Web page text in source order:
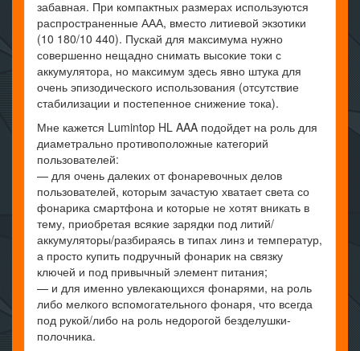
забавная. При компактных размерах используются
распространенные ААА, вместо литиевой экзотики
(10 180/10 440). Пускай для максимума нужно
совершенно нещадно снимать высокие токи с
аккумулятора, но максимум здесь явно штука для
очень эпизодического использования (отсутствие
стабилизации и постепенное снижение тока).
Мне кажется Lumintop HL AAA подойдет на роль для
диаметрально противоположные категорий
пользователей:
— для очень далеких от фонаревочных делов
пользователей, которым зачастую хватает света со
фонарика смартфона и которые не хотят вникать в
тему, приобретая всякие зарядки под литий/
аккумуляторы/разбираясь в типах линз и температур,
а просто купить подручный фонарик на связку
ключей и под привычный элемент питания;
— и для именно увлекающихся фонарями, на роль
либо мелкого вспомогательного фонаря, что всегда
под рукой/либо на роль недорогой безделушки-
полочника.